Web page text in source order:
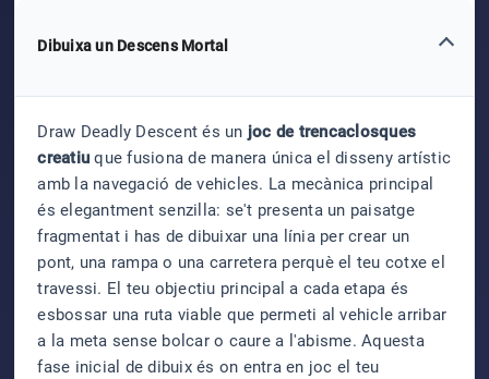
Dibuixa un Descens Mortal
Draw Deadly Descent és un joc de trencaclosques
creatiu que fusiona de manera única el disseny artístic
amb la navegació de vehicles. La mecànica principal
és elegantment senzilla: se't presenta un paisatge
fragmentat i has de dibuixar una línia per crear un
pont, una rampa o una carretera perquè el teu cotxe el
travessi. El teu objectiu principal a cada etapa és
esbossar una ruta viable que permeti al vehicle arribar
a la meta sense bolcar o caure a l'abisme. Aquesta
fase inicial de dibuix és on entra en joc el teu